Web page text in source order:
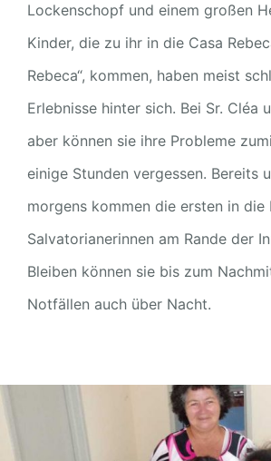
Lockenschopf und einem großen
Kinder, die zu ihr in die Casa
Rebeca“, kommen, haben meist
Erlebnisse hinter sich. Bei Sr. Cléa
aber können sie ihre Probleme
einige Stunden vergessen. Bereits
morgens kommen die ersten in die
Salvatorianerinnen am Rande der
Bleiben können sie bis zum
Notfällen auch über Nacht.